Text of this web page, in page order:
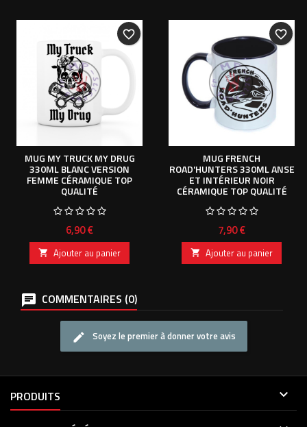
MUG MY TRUCK MY DRUG
330ML BLANC VERSION
FEMME CÉRAMIQUE TOP
QUALITÉ
Prix
6,90 €
 Ajouter au panier
favorite_border
MUG FRENCH
ROAD'HUNTERS 330ML ANSE
ET INTÉRIEUR NOIR
CÉRAMIQUE TOP QUALITÉ
Prix
7,90 €
 Ajouter au panier
favorite_border
COMMENTAIRES (0)
Soyez le premier à donner votre avis
PRODUITS 